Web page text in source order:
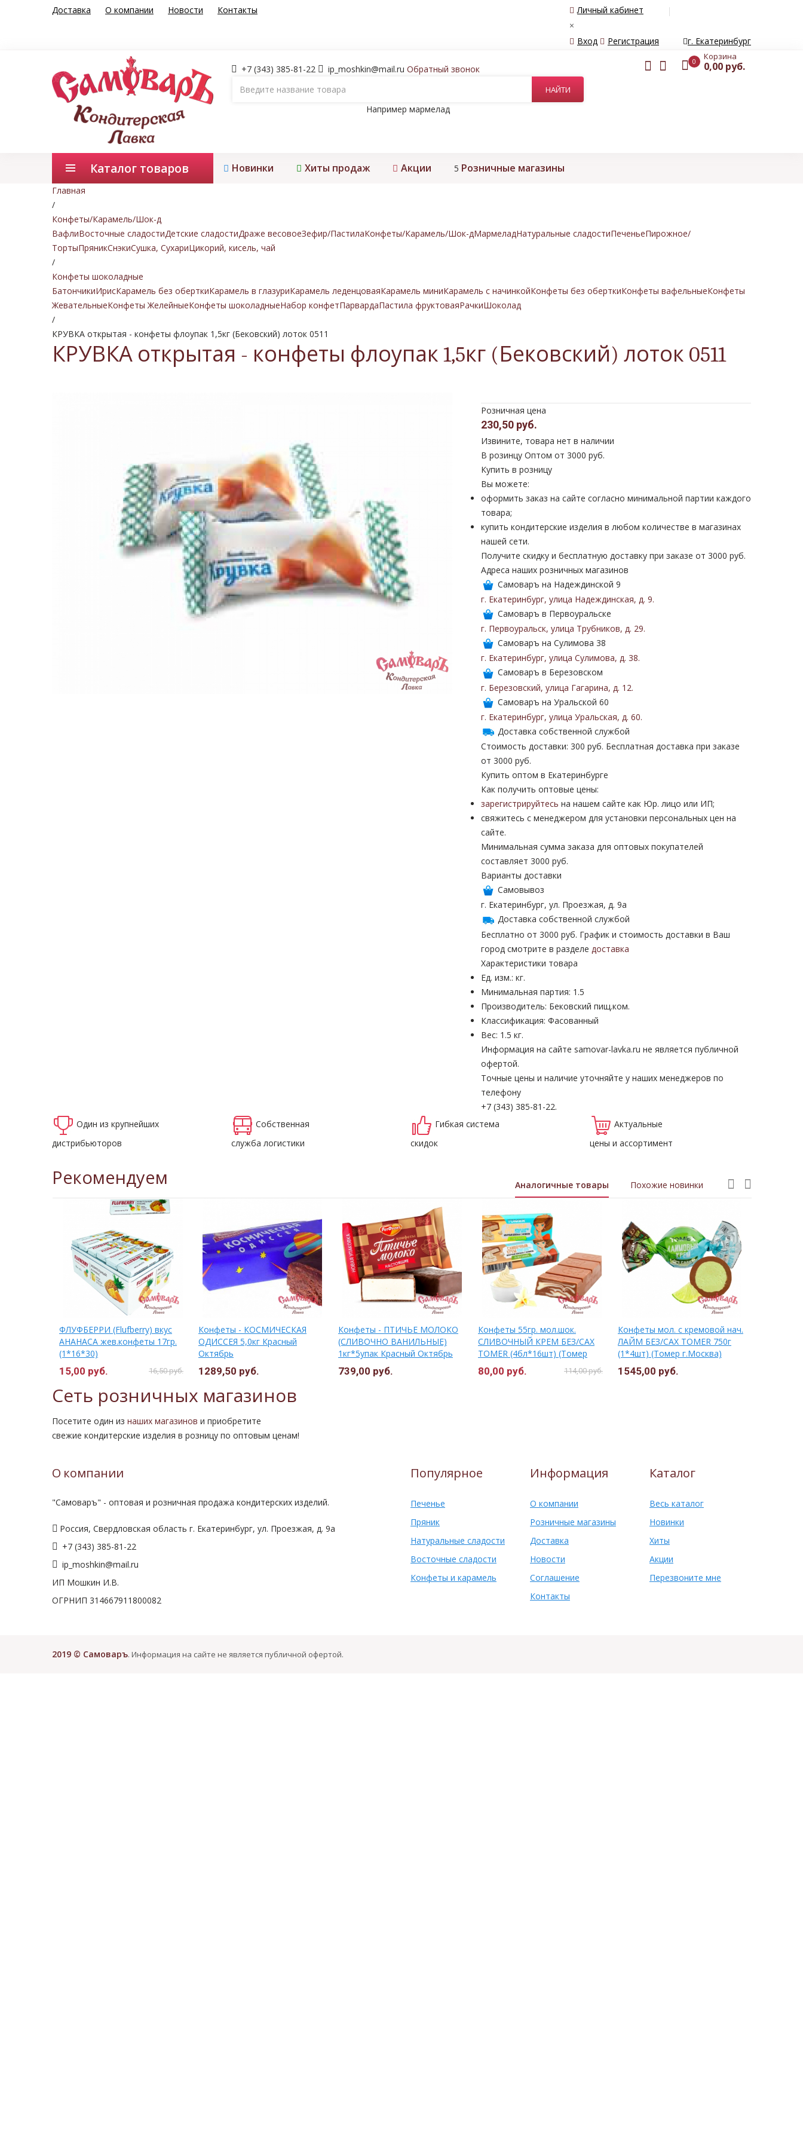
Доставка О компании Новости Контакты
Личный кабинет
×
Вход
Регистрация г. Екатеринбург
+7 (343) 385-81-22 ip_moshkin@mail.ru Обратный звонок
Например мармелад
0 Корзина
0,00 руб.
Каталог товаров Новинки Хиты продаж Акции 5 Розничные магазины
Главная
/
Конфеты/Карамель/Шок-д
ВафлиВосточные сладостиДетские сладостиДраже весовоеЗефир/ПастилаКонфеты/Карамель/Шок-дМармеладНатуральные сладостиПеченьеПирожное/
ТортыПряникСнэкиСушка, СухариЦикорий, кисель, чай
/
Конфеты шоколадные
БатончикиИрисКарамель без оберткиКарамель в глазуриКарамель леденцоваяКарамель миниКарамель с начинкойКонфеты без оберткиКонфеты вафельныеКонфеты
ЖевательныеКонфеты ЖелейныеКонфеты шоколадныеНабор конфетПарвардаПастила фруктоваяРачкиШоколад
/
КРУВКА открытая - конфеты флоупак 1,5кг (Бековский) лоток 0511
КРУВКА открытая - конфеты флоупак 1,5кг (Бековский) лоток 0511
Розничная цена
230,50 руб.
Извините, товара нет в наличии
В розинцу Оптом от 3000 руб.
Купить в розницу
Вы можете:
оформить заказ на сайте согласно минимальной партии каждого
товара;
купить кондитерские изделия в любом количестве в магазинах
нашей сети.
Получите скидку и бесплатную доставку при заказе от 3000 руб.
Адреса наших розничных магазинов
Самоваръ на Надеждинской 9
г. Екатеринбург, улица Надеждинская, д. 9.
Самоваръ в Первоуральске
г. Первоуральск, улица Трубников, д. 29.
Самоваръ на Сулимова 38
г. Екатеринбург, улица Сулимова, д. 38.
Самоваръ в Березовском
г. Березовский, улица Гагарина, д. 12.
Самоваръ на Уральской 60
г. Екатеринбург, улица Уральская, д. 60.
Доставка собственной службой
Стоимость доставки: 300 руб. Бесплатная доставка при заказе
от 3000 руб.
Купить оптом в Екатеринбурге
Как получить оптовые цены:
зарегистрируйтесь на нашем сайте как Юр. лицо или ИП;
свяжитесь с менеджером для установки персональных цен на
сайте.
Минимальная сумма заказа для оптовых покупателей
составляет 3000 руб.
Варианты доставки
Самовывоз
г. Екатеринбург, ул. Проезжая, д. 9а
Доставка собственной службой
Бесплатно от 3000 руб. График и стоимость доставки в Ваш
город смотрите в разделе доставка
Характеристики товара
Ед. изм.: кг.
Минимальная партия: 1.5
Производитель: Бековский пищ.ком.
Классификация: Фасованный
Вес: 1.5 кг.
Информация на сайте samovar-lavka.ru не является публичной
офертой.
Точные цены и наличие уточняйте у наших менеджеров по
телефону
+7 (343) 385-81-22.
Один из крупнейших
дистрибьюторов
Собственная
служба логистики
Гибкая система
скидок
Актуальные
цены и ассортимент
Рекомендуем Аналогичные товары Похожие новинки
ФЛУФБЕРРИ (Flufberry) вкус
АНАНАСА жев.конфеты 17гр.
(1*16*30)
15,00 руб. 16,50 руб.
Конфеты - КОСМИЧЕСКАЯ
ОДИССЕЯ 5,0кг Красный
Октябрь
1289,50 руб.
Конфеты - ПТИЧЬЕ МОЛОКО
(СЛИВОЧНО ВАНИЛЬНЫЕ)
1кг*5упак Красный Октябрь
739,00 руб.
Конфеты 55гр. мол.шок.
СЛИВОЧНЫЙ КРЕМ БЕЗ/САХ
ТОМЕR (4бл*16шт) (Томер
г.Москва)
80,00 руб. 114,00 руб.
Конфеты мол. с кремовой нач.
ЛАЙМ БЕЗ/САХ ТОМЕR 750г
(1*4шт) (Томер г.Москва)
1545,00 руб.
Сеть розничных магазинов
Посетите один из наших магазинов и приобретите
свежие кондитерские изделия в розницу по оптовым ценам!
О компании
"Самоваръ" - оптовая и розничная продажа кондитерских изделий.
Россия, Свердловская область г. Екатеринбург, ул. Проезжая, д. 9а
+7 (343) 385-81-22
ip_moshkin@mail.ru
ИП Мошкин И.В.
ОГРНИП 314667911800082
Популярное
Печенье
Пряник
Натуральные сладости
Восточные сладости
Конфеты и карамель
Информация
О компании
Розничные магазины
Доставка
Новости
Соглашение
Контакты
Каталог
Весь каталог
Новинки
Хиты
Акции
Перезвоните мне
2019 © Самоваръ. Информация на сайте не является публичной офертой.